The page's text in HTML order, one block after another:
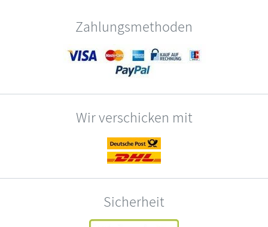
Zahlungsmethoden
Wir verschicken mit
Sicherheit